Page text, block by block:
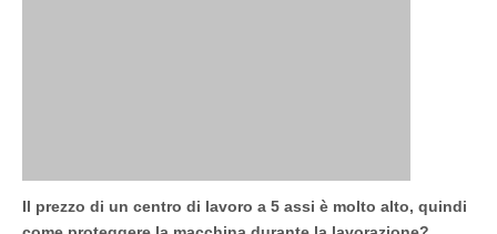
Il prezzo di un centro di lavoro a 5 assi è molto alto, quindi